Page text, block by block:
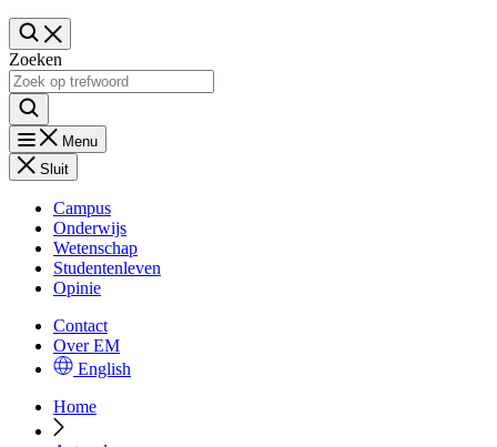
Zoeken
Menu
Sluit
Campus
Onderwijs
Wetenschap
Studentenleven
Opinie
Contact
Over EM
English
Home